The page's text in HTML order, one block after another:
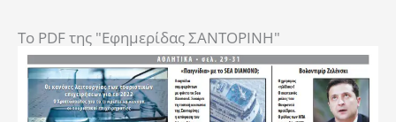
To PDF της "Εφημερίδας ΣΑΝΤΟΡΙΝΗ"